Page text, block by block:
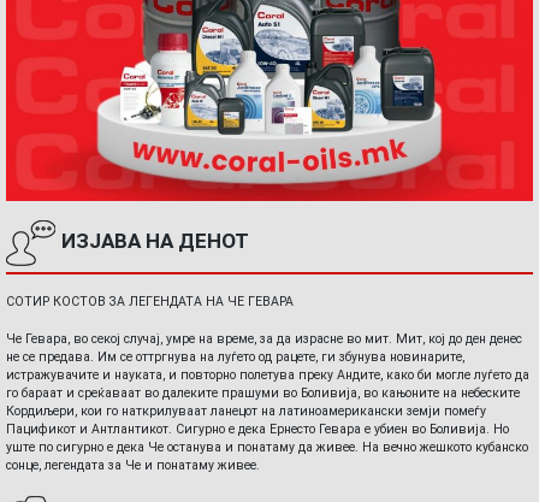
ИЗЈАВА НА ДЕНОТ
СОТИР КОСТОВ ЗА ЛЕГЕНДАТА НА ЧЕ ГЕВАРА
Че Гевара, во секој случај, умре на време, за да израсне во мит. Мит, кој до ден денес
не се предава. Им се оттргнува на луѓето од рацете, ги збунува новинарите,
истражувачите и науката, и повторно полетува преку Андите, како би могле луѓето да
го бараат и среќаваат во далеките прашуми во Боливија, во кањоните на небеските
Кордиљери, кои го наткрилуваат ланецот на латиноамерикански земји помеѓу
Пацификот и Антлантикот. Сигурно е дека Ернесто Гевара е убиен во Боливија. Но
уште по сигурно е дека Че останува и понатаму да живее. На вечно жешкото кубанско
сонце, легендата за Че и понатаму живее.